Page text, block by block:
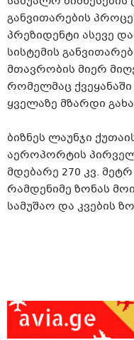
განვითარების
პრეზიდენტი ასევე
სისტემის
მთავრობის მიერ
რომელმაც
ყველაზე მზარდი
ბიზნეს ლაუნჯი
აეროპორტის
მდებარე 270 კვ.
რამდენიმე ზონას
სამუშაო და კვების